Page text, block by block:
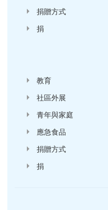
捐贈方式
捐
教育
社區外展
青年與家庭
應急食品
捐贈方式
捐